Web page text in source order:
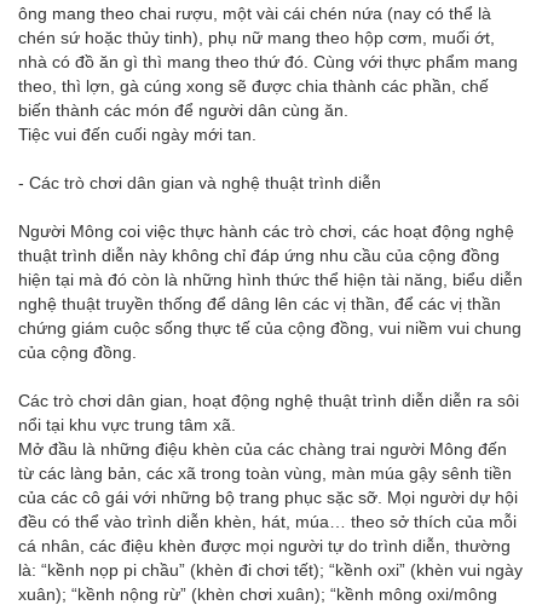
ông mang theo chai rượu, một vài cái chén nứa (nay có thể là
chén sứ hoặc thủy tinh), phụ nữ mang theo hộp cơm, muối ớt,
nhà có đồ ăn gì thì mang theo thứ đó. Cùng với thực phẩm mang
theo, thì lợn, gà cúng xong sẽ được chia thành các phần, chế
biến thành các món để người dân cùng ăn.
Tiệc vui đến cuối ngày mới tan.
- Các trò chơi dân gian và nghệ thuật trình diễn
Người Mông coi việc thực hành các trò chơi, các hoạt động nghệ
thuật trình diễn này không chỉ đáp ứng nhu cầu của cộng đồng
hiện tại mà đó còn là những hình thức thể hiện tài năng, biểu diễn
nghệ thuật truyền thống để dâng lên các vị thần, để các vị thần
chứng giám cuộc sống thực tế của cộng đồng, vui niềm vui chung
của cộng đồng.
Các trò chơi dân gian, hoạt động nghệ thuật trình diễn diễn ra sôi
nổi tại khu vực trung tâm xã.
Mở đầu là những điệu khèn của các chàng trai người Mông đến
từ các làng bản, các xã trong toàn vùng, màn múa gậy sênh tiền
của các cô gái với những bộ trang phục sặc sỡ. Mọi người dự hội
đều có thể vào trình diễn khèn, hát, múa… theo sở thích của mỗi
cá nhân, các điệu khèn được mọi người tự do trình diễn, thường
là: “kềnh nọp pi chầu” (khèn đi chơi tết); “kềnh oxi” (khèn vui ngày
xuân); “kềnh nộng rừ” (khèn chơi xuân); “kềnh mông oxi/mông